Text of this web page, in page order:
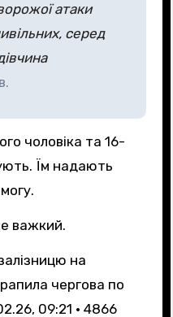
атаки
серед
чоловіка та 16-
Їм надають
важкий.
на
чергова по
09:21 • 4866